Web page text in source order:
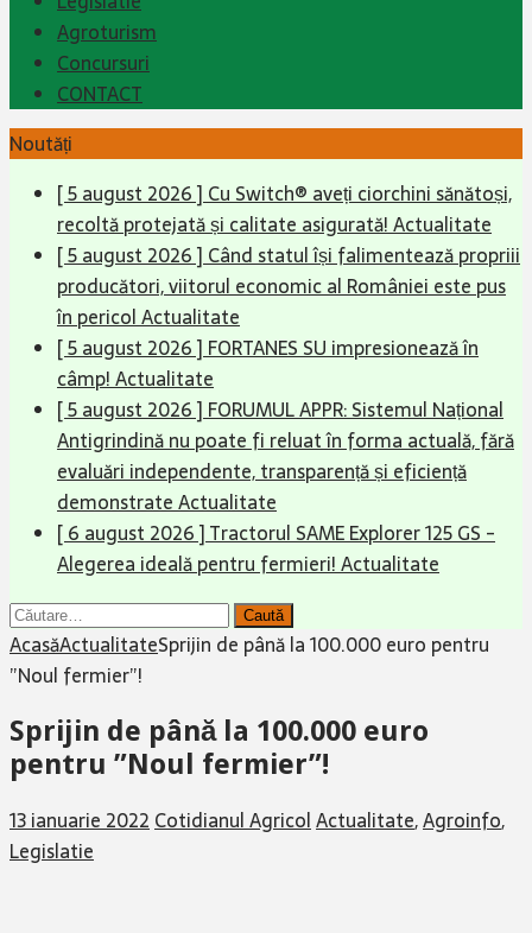
Agroturism
Concursuri
CONTACT
Noutăți
[ 5 august 2026 ] Cu Switch® aveți ciorchini sănătoși,
recoltă protejată și calitate asigurată!Actualitate
[ 5 august 2026 ] Când statul își falimentează propriii
producători, viitorul economic al României este pus
în pericolActualitate
[ 5 august 2026 ] FORTANES SU impresionează în
câmp!Actualitate
[ 5 august 2026 ] FORUMUL APPR: Sistemul Național
Antigrindină nu poate fi reluat în forma actuală, fără
evaluări independente, transparență și eficiență
demonstrateActualitate
[ 6 august 2026 ]Tractorul SAME Explorer 125 GS -
Alegerea ideală pentru fermieri!Actualitate
Caută
după:
AcasăActualitateSprijin de până la 100.000 euro pentru
”Noul fermier”!
Sprijin de până la 100.000 euro
pentru ”Noul fermier”!
13 ianuarie 2022 Cotidianul AgricolActualitate,Agroinfo,
Legislatie